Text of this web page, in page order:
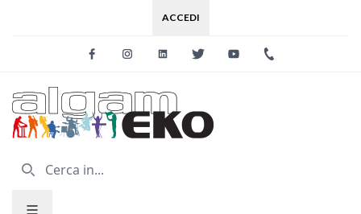
ACCEDI
FacebookInstagramLinkedinTwitter Youtube